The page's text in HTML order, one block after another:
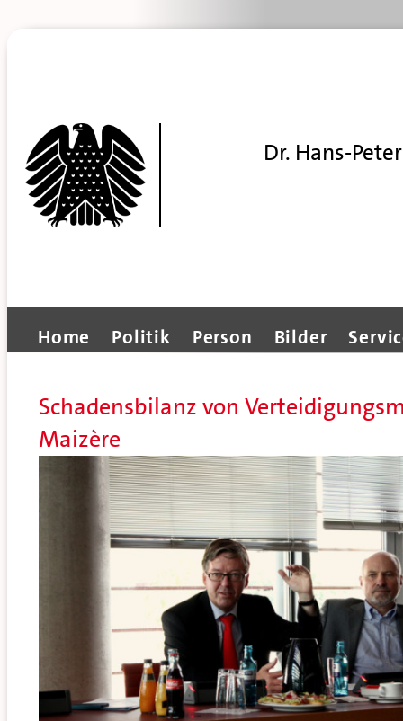
Dr. Hans-
Home Politik Person Bilder
Schadensbilanz von
Maizère